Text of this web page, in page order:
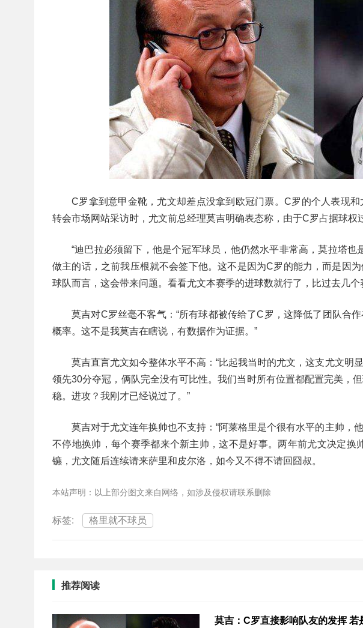
C罗拿到意甲金靴，尤文却差点没拿到欧冠门票。C罗的个人表现
转会市场网站采访时，尤文前总经理莫吉明确表态称，由于C罗占据球
“迪巴拉必须留下，他是个冠军球员，他仍然水平非常高，莫拉塔也
做主的话，之前我压根就不会签下他。这不是因为C罗的能力，而是因
球队而言，这会带来问题。看看尤文本赛季的进球数就行了，比过去几
莫吉对C罗丝毫不客气：“所有球都被传给了C罗，这降低了团队合
概率。这不是我莫吉在瞎说，有数据作为证据。”
莫吉直言尤文如今整体水平不高：“比起我当时的尤文，这支尤文明
领先30分夺冠，俩队完全没有可比性。我们当时所有位置都配置完美，
稳。进攻？我刚才已经说过了。”
莫吉对于尤文连年换帅也不支持：“阿莱格里是个很有水平的主帅，
不停地换帅，每个赛季都来个新主帅，这不是好事。两年前尤文决定换
镳，尤文随后连续请来萨里和皮尔洛，如今又不得不请回囧叔。
本站声明：以上部分图文来自网络，如涉及侵权请联系删除
标签: 格里就不球员
推荐阅读
莫吉：C罗直接影响队友的发挥 若